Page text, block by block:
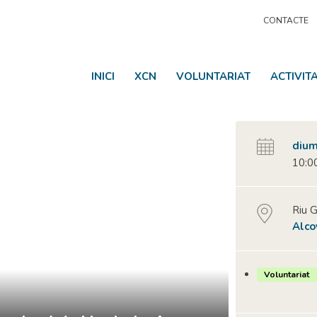
CONTACTE
INICI XCN VOLUNTARIAT
Riu
Voluntariat